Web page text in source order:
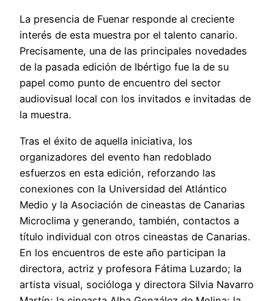
La presencia de Fuenar responde al creciente
interés de esta muestra por el talento canario.
Precisamente, una de las principales novedades
de la pasada edición de Ibértigo fue la de su
papel como punto de encuentro del sector
audiovisual local con los invitados e invitadas de
la muestra.
Tras el éxito de aquella iniciativa, los
organizadores del evento han redoblado
esfuerzos en esta edición, reforzando las
conexiones con la Universidad del Atlántico
Medio y la Asociación de cineastas de Canarias
Microclima y generando, también, contactos a
título individual con otros cineastas de Canarias.
En los encuentros de este año participan la
directora, actriz y profesora Fátima Luzardo; la
artista visual, socióloga y directora Silvia Navarro